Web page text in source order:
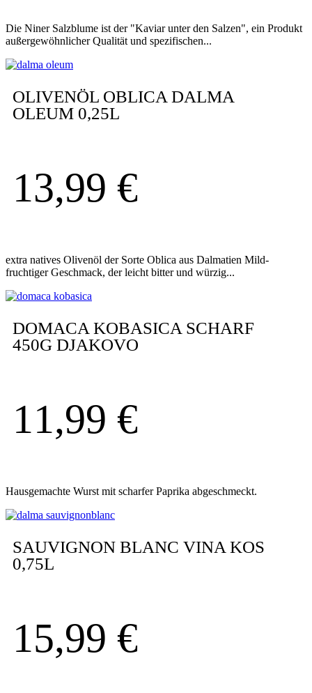
Die Niner Salzblume ist der "Kaviar unter den Salzen", ein Produkt
außergewöhnlicher Qualität und spezifischen...
OLIVENÖL OBLICA DALMA
OLEUM 0,25L
13,99 €
extra natives Olivenöl der Sorte Oblica aus Dalmatien Mild-
fruchtiger Geschmack, der leicht bitter und würzig...
DOMACA KOBASICA SCHARF
450G DJAKOVO
11,99 €
Hausgemachte Wurst mit scharfer Paprika abgeschmeckt.
SAUVIGNON BLANC VINA KOS
0,75L
15,99 €